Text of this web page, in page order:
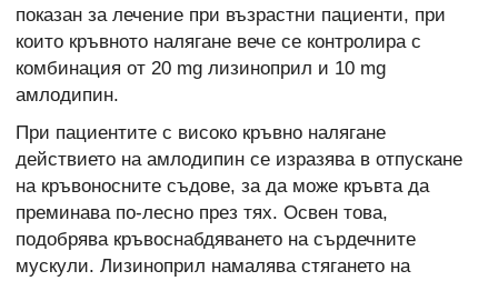
показан за лечение при възрастни пациенти, при
които кръвното налягане вече се контролира с
комбинация от 20 mg лизиноприл и 10 mg
амлодипин.
При пациентите с високо кръвно налягане
действието на амлодипин се изразява в отпускане
на кръвоносните съдове, за да може кръвта да
преминава по-лесно през тях. Освен това,
подобрява кръвоснабдяването на сърдечните
мускули. Лизиноприл намалява стягането на